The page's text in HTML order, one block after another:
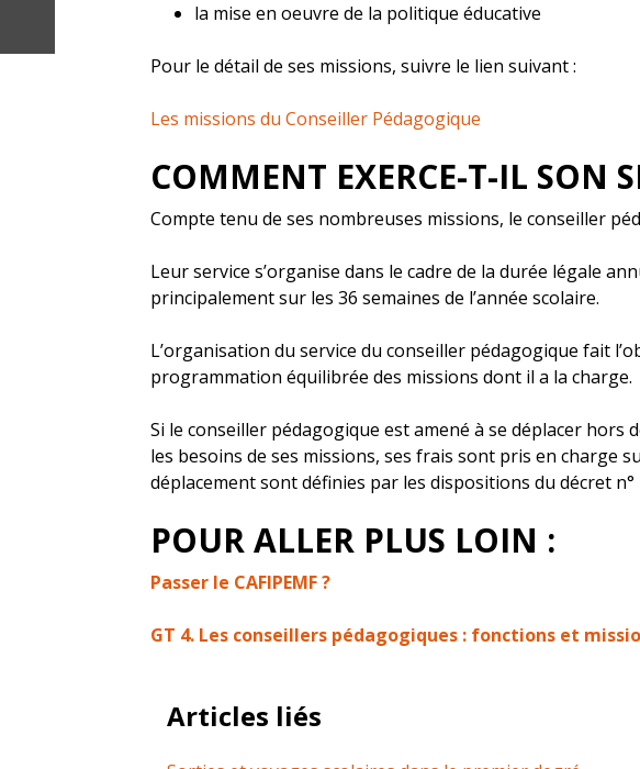
la mise en oeuvre de la politique éducative
Pour le détail de ses missions, suivre le lien suivant :
Les missions du Conseiller Pédagogique
COMMENT EXERCE-T-IL SON
Compte tenu de ses nombreuses missions, le conseiller
Leur service s’organise dans le cadre de la durée légale
principalement sur les 36 semaines de l’année scolaire.
L’organisation du service du conseiller pédagogique fait
programmation équilibrée des missions dont il a la charge.
Si le conseiller pédagogique est amené à se déplacer
les besoins de ses missions, ses frais sont pris en charge
déplacement sont définies par les dispositions du décret
POUR ALLER PLUS LOIN :
Passer le CAFIPEMF ?
GT 4. Les conseillers pédagogiques : fonctions et
Articles liés